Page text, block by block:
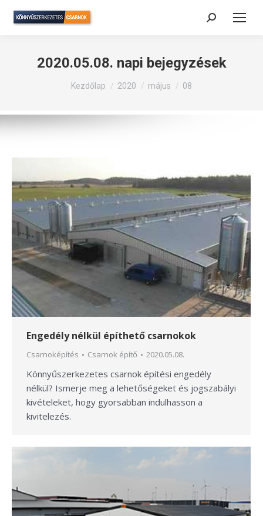
Search:
2020.05.08. napi bejegyzések
Itt vagy:
Kezdőlap 2020 május 08
Engedély nélkül építhető csarnokok
Csarnoképítés Csarnok építő 2020.05.08.
Könnyűszerkezetes csarnok építési engedély
nélkül? Ismerje meg a lehetőségeket és jogszabályi
kivételeket, hogy gyorsabban indulhasson a
kivitelezés.